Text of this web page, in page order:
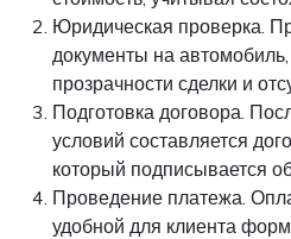
Юридическая проверка.
документы на
прозрачности сделки и
Подготовка договора.
условий составляется
который подписывается
Проведение платежа.
удобной для клиента